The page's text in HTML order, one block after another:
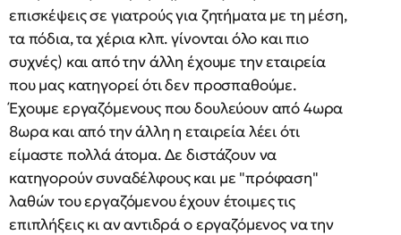
επισκέψεις σε γιατρούς για ζητήματα με τη μέση,
τα πόδια, τα χέρια κλπ. γίνονται όλο και πιο
συχνές) και από την άλλη έχουμε την εταιρεία
που μας κατηγορεί ότι δεν προσπαθούμε.
Έχουμε εργαζόμενους που δουλεύουν από 4ωρα
8ωρα και από την άλλη η εταιρεία λέει ότι
είμαστε πολλά άτομα. Δε διστάζουν να
κατηγορούν συναδέλφους και με "πρόφαση"
λαθών του εργαζόμενου έχουν έτοιμες τις
επιπλήξεις κι αν αντιδρά ο εργαζόμενος να την